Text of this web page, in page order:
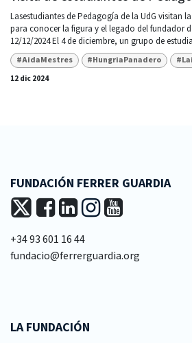
Lasestudiantes de Pedagogía de la UdG visitan
para conocer la figura y el legado del fundador
12/12/2024 El 4 de diciembre, un grupo de
#AidaMestres #HungriaPanadero
12 dic 2024
FUNDACIÓN FERRER GUARDIA
+34 93 601 16 44
fundacio@ferrerguardia.org
LA FUNDACIÓN